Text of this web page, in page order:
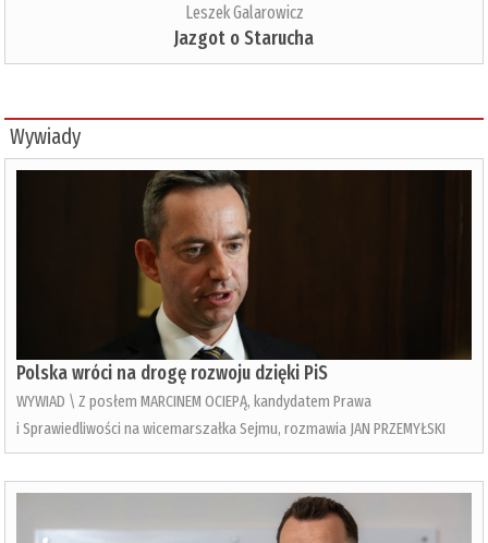
Leszek Galarowicz
Jazgot o Starucha
Wywiady
Polska wróci na drogę rozwoju dzięki PiS
WYWIAD \ Z posłem MARCINEM OCIEPĄ, kandydatem Prawa
i Sprawiedliwości na wicemarszałka Sejmu, rozmawia JAN PRZEMYŁSKI